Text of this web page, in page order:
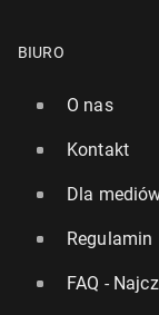
BIURO
O nas
Kontakt
Dla
Regulamin
FAQ -